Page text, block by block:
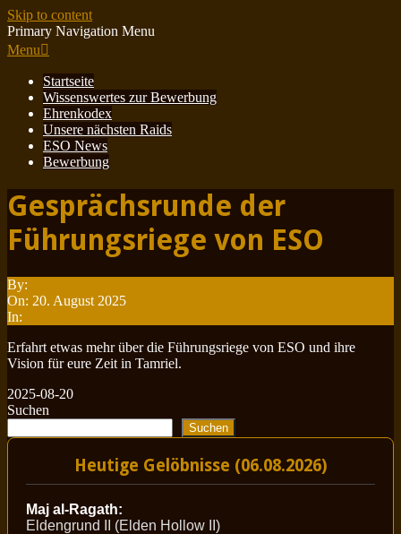
Skip to content
Primary Navigation Menu
Menu
Startseite
Wissenswertes zur Bewerbung
Ehrenkodex
Unsere nächsten Raids
ESO News
Bewerbung
Gesprächsrunde der
Führungsriege von ESO
By:
On: 20. August 2025
In:
Erfahrt etwas mehr über die Führungsriege von ESO und ihre
Vision für eure Zeit in Tamriel.
2025-08-20
Suchen
Suchen
Heutige Gelöbnisse (06.08.2026)
Maj al-Ragath:
Eldengrund II (Elden Hollow II)